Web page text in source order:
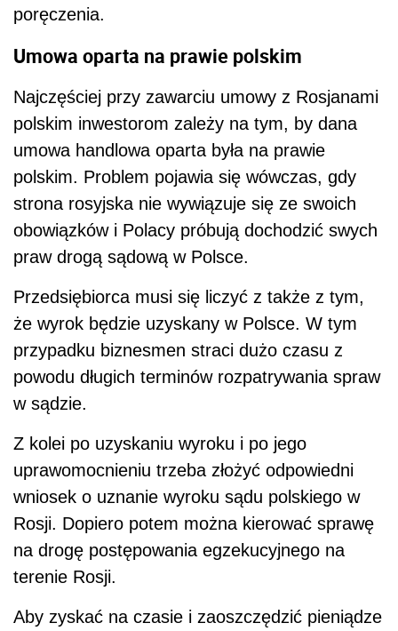
poręczenia.
Umowa oparta na prawie polskim
Najczęściej przy zawarciu umowy z Rosjanami
polskim inwestorom zależy na tym, by dana
umowa handlowa oparta była na prawie
polskim. Problem pojawia się wówczas, gdy
strona rosyjska nie wywiązuje się ze swoich
obowiązków i Polacy próbują dochodzić swych
praw drogą sądową w Polsce.
Przedsiębiorca musi się liczyć z także z tym,
że wyrok będzie uzyskany w Polsce. W tym
przypadku biznesmen straci dużo czasu z
powodu długich terminów rozpatrywania spraw
w sądzie.
Z kolei po uzyskaniu wyroku i po jego
uprawomocnieniu trzeba złożyć odpowiedni
wniosek o uznanie wyroku sądu polskiego w
Rosji. Dopiero potem można kierować sprawę
na drogę postępowania egzekucyjnego na
terenie Rosji.
Aby zyskać na czasie i zaoszczędzić pieniądze